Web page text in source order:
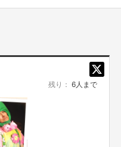
にお答えさせて頂きます。
残り： 6人まで